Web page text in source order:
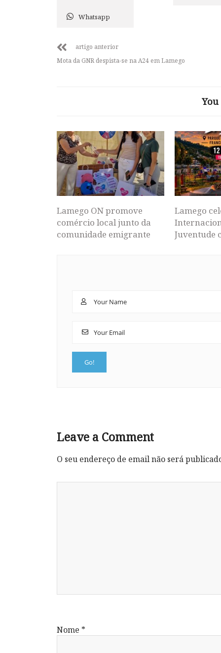
Whatsapp
artigo anterior
Mota da GNR despista-se na A24 em Lamego
Lamego ON promove
comércio local junto da
comunidade emigrante
Lamego
Juventude
Leave a Comment
O seu endereço de email não será
Nome *